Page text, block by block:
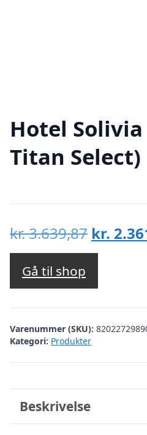
Hotel
Titan Select)
kr.3.639,87 Den
var:
kr.
kr.
Gå til shop
Varenummer (SKU):
Kategori: Produkter
Beskrivelse